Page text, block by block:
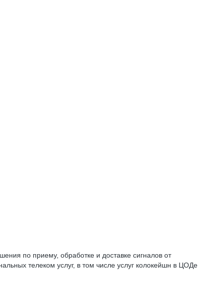
по приему, обработке и доставке сигналов от
телеком услуг, в том числе услуг колокейшн в ЦОДе